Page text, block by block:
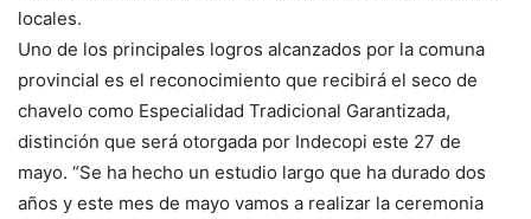
locales.
Uno de los principales logros alcanzados por la comuna
provincial es el reconocimiento que recibirá el seco de
chavelo como Especialidad Tradicional Garantizada,
distinción que será otorgada por Indecopi este 27 de
mayo. “Se ha hecho un estudio largo que ha durado dos
años y este mes de mayo vamos a realizar la ceremonia